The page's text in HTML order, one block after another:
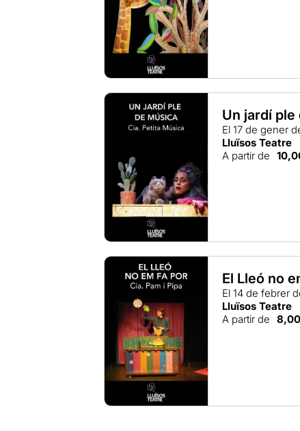
Un jardí ple
El 17 de gener
Lluïsos Teatre
A partir de
El Lleó no
El 14 de febrer
Lluïsos Teatre
A partir de